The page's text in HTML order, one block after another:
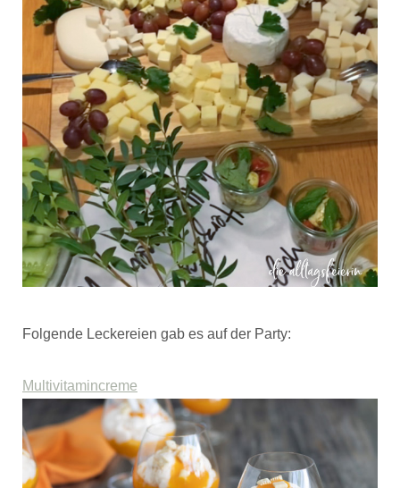
Folgende Leckereien gab es auf der Party:
Multivitamincreme